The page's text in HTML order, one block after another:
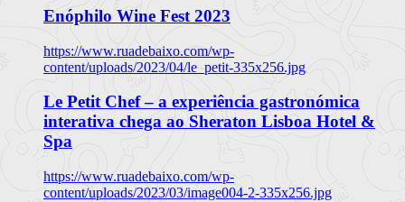
Enóphilo Wine Fest 2023
https://www.ruadebaixo.com/wp-
content/uploads/2023/04/le_petit-335x256.jpg
Le Petit Chef – a experiência gastronómica
interativa chega ao Sheraton Lisboa Hotel &
Spa
https://www.ruadebaixo.com/wp-
content/uploads/2023/03/image004-2-335x256.jpg